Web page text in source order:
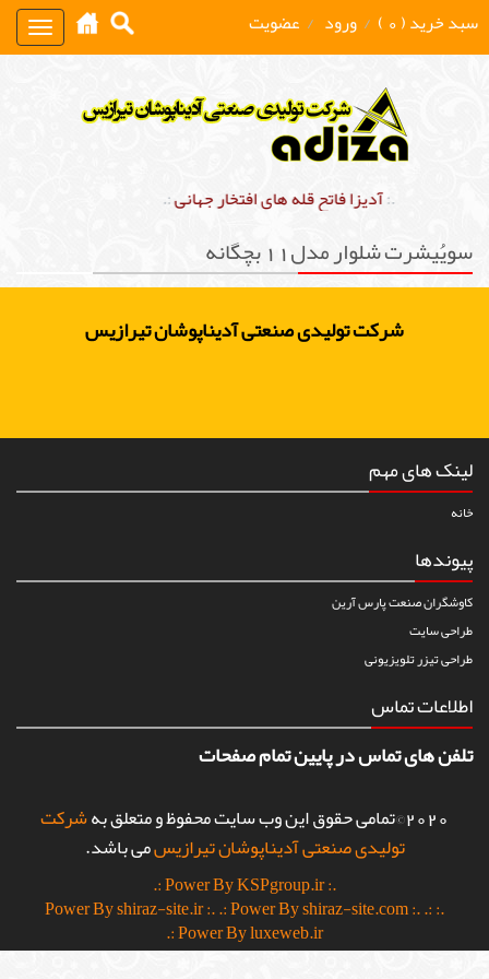
سبد خرید ( 0 ) / ورود / عضویت
.:آدیزا فاتح قله های افتخار جهانی:.
سویُیشرت شلوار مدل11 بچگانه
شرکت تولیدی صنعتی آدیناپوشان تیرازیس
لینک های مهم
خانه
پیوندها
کاوشگران صنعت پارس آرین
طراحی سایت
طراحی تیزر تلویزیونی
اطلاعات تماس
تلفن های تماس در پایین تمام صفحات
2020©تمامی حقوق این وب سایت محفوظ و متعلق به شرکت
تولیدی صنعتی آدیناپوشان تیرازیسمی باشد.
.: Power By KSPgroup.ir :.
.: Power By shiraz-site.ir :.
.: Power By shiraz-site.com :..:
Power By luxeweb.ir :.